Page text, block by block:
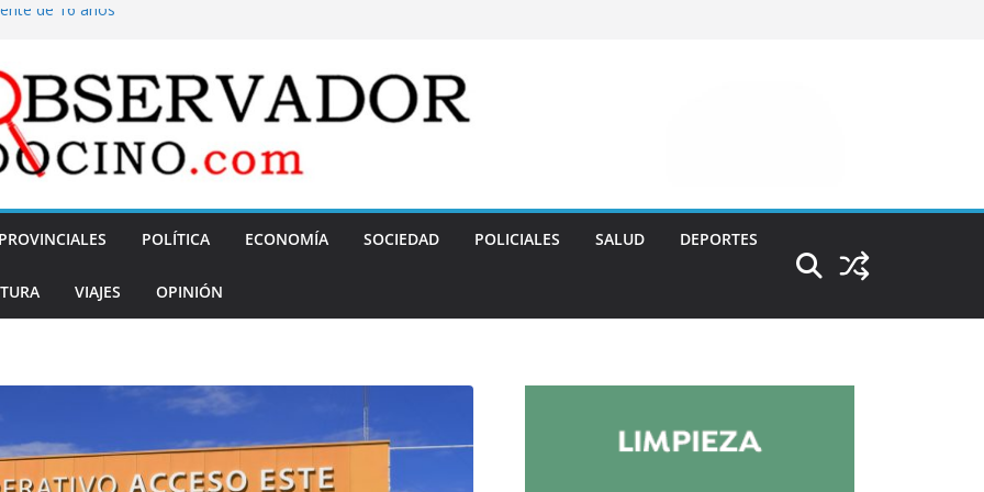
de 16 años
inserción
de ARN
el fracaso en el
PROVINCIALES POLÍTICA ECONOMÍA SOCIEDAD POLICIALES SALUD DEPORTES
VIAJES OPINIÓN